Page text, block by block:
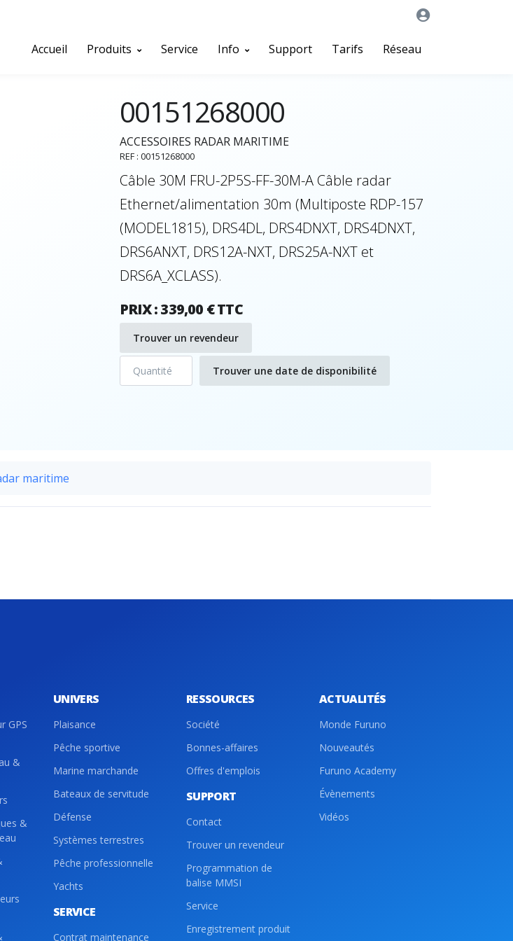
Accueil Produits Service Info Support Tarifs Réseau
00151268000
ACCESSOIRES RADAR MARITIME
REF : 00151268000
Câble 30M FRU-2P5S-FF-30M-A Câble radar
Ethernet/alimentation 30m (Multiposte RDP-157
(MODEL1815), DRS4DL, DRS4DNXT, DRS4DNXT,
DRS6ANXT, DRS12A-NXT, DRS25A-NXT et
DRS6A_XCLASS).
PRIX : 339,00 € TTC
Trouver un revendeur
Trouver une date de disponibilité
maritime
GPS
&
&
UNIVERS
Plaisance
Pêche sportive
Marine marchande
Bateaux de servitude
Défense
Systèmes terrestres
Pêche professionnelle
Yachts
SERVICE
Contrat maintenance
RESSOURCES
Société
Bonnes-affaires
Offres d'emplois
SUPPORT
Contact
Trouver un revendeur
Programmation de
balise MMSI
Service
Enregistrement produit
ACTUALITÉS
Monde Furuno
Nouveautés
Furuno Academy
Évènements
Vidéos